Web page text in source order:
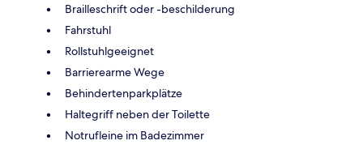
Brailleschrift oder -beschilderung
Fahrstuhl
Rollstuhlgeeignet
Barrierearme Wege
Behindertenparkplätze
Haltegriff neben der Toilette
Notrufleine im Badezimmer